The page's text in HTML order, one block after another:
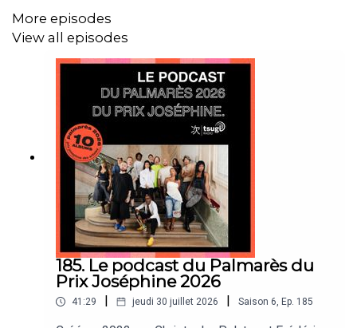
More episodes
View all episodes
185. Le podcast du Palmarès du
Prix Joséphine 2026
41:29 jeudi 30 juillet 2026 Saison 6, Ep. 185